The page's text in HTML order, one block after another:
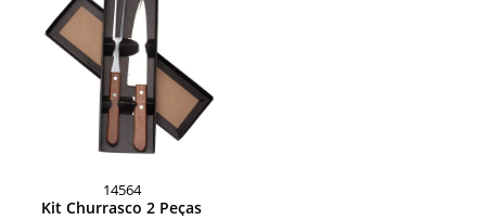
14564
Kit Churrasco 2 Peças